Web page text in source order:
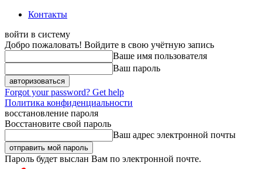
Контакты
войти в систему
Добро пожаловать! Войдите в свою учётную запись
Ваше имя пользователя
Ваш пароль
Forgot your password? Get help
Политика конфиденциальности
восстановление пароля
Восстановите свой пароль
Ваш адрес электронной почты
Пароль будет выслан Вам по электронной почте.